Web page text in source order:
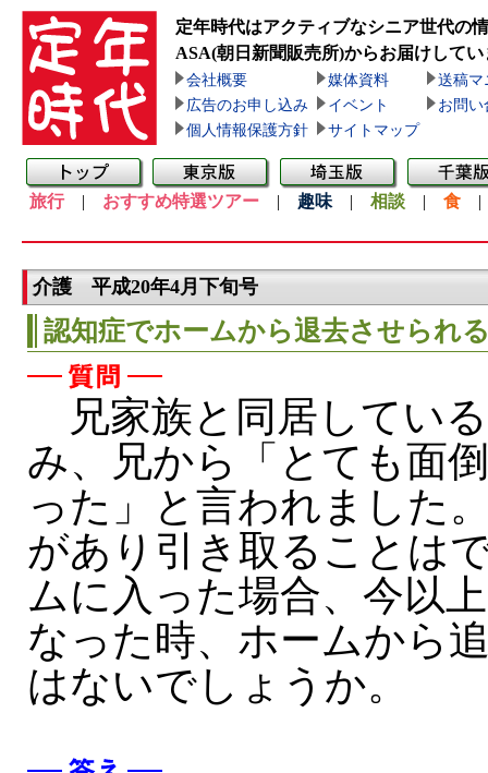
定年時代はアクティブなシニア世代の
ASA(朝日新聞販売所)からお届けしてい
会社概要 媒体資料
送稿マ
広告のお申し込み
イベント
お問い
個人情報保護方針
サイトマップ
旅行| おすすめ特選ツアー | 趣味 | 相談 | 食
介護 平成20年4月下旬号
認知症でホームから退去させられ
兄家族と同居してい
み、兄から「とても面
った」と言われました
があり引き取ることは
ムに入った場合、今以
なった時、ホームから
はないでしょうか。